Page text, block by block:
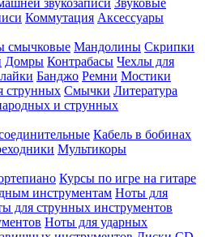
звукозаписи Звуковые
Коммутация Аксессуары
смычковые Мандолины Скрипки
Домры Контрабасы Чехлы для
Банджо Ремни Мостики
струнных Смычки Литература
и струнных
Кабель в бобинах
Мультикоры
Курсы по игре на гитаре
инструментам Ноты для
для струнных инструментов
Ноты для ударных